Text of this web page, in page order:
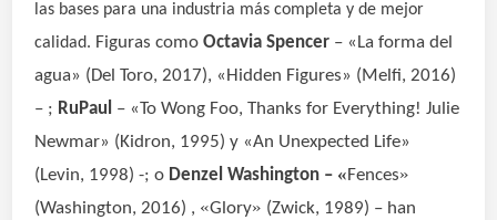
las bases para una industria más completa y de mejor
calidad. Figuras comoOctavia Spencer – «La forma del
agua» (Del Toro, 2017), «Hidden Figures» (Melfi, 2016)
– ; RuPaul – «To Wong Foo, Thanks for Everything! Julie
Newmar» (Kidron, 1995) y «An Unexpected Life»
(Levin, 1998) -; o Denzel Washington – «Fences»
(Washington, 2016) , «Glory» (Zwick, 1989) – han